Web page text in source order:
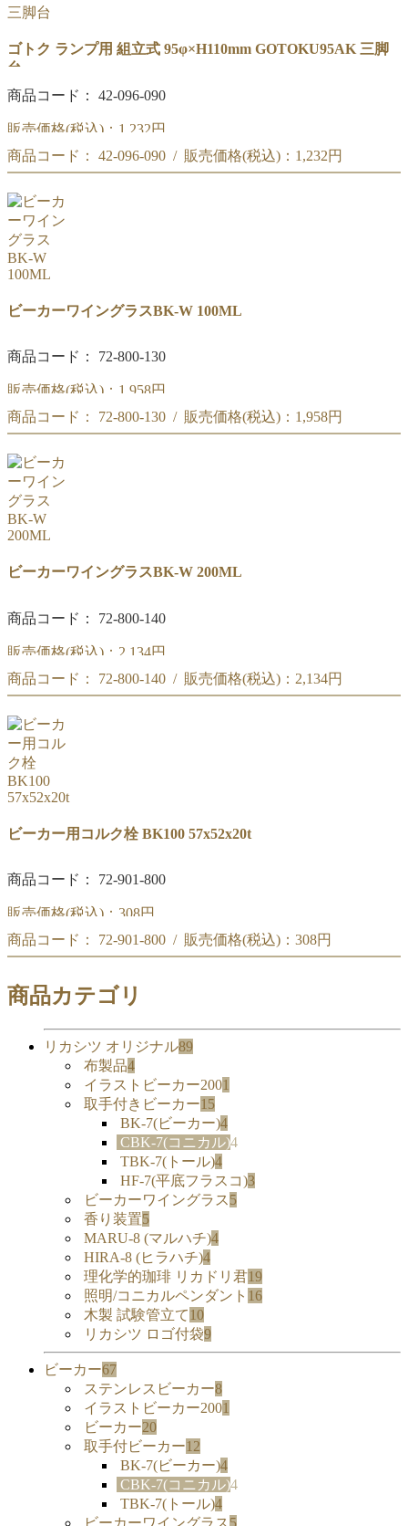
ゴトク ランプ用 組立式 95φ×H110mm GOTOKU95AK 三脚
台
商品コード： 42-096-090
販売価格(税込)： 1,232円
外径:95Φ
材質:鉄(足部メッキ)
商品コード： 42-096-090 / 販売価格(税込)： 1,232円
外径:95Φ
高さ:110mm
材質:鉄(足部メッキ)
ビーカーワイングラスBK-W 100ML
商品コード： 72-800-130
販売価格(税込)： 1,958円
リカシツ ビーカーワイングラス 100ML BK-W
商品コード： 72-800-130 / 販売価格(税込)： 1,958円
リカシツ ビーカーワイングラス 100ML BK-W
ビーカーワイングラスBK-W 200ML
商品コード： 72-800-140
販売価格(税込)： 2,134円
リカシツ ビーカーワイングラス 200ML BK-W
商品コード： 72-800-140 / 販売価格(税込)： 2,134円
リカシツ ビーカーワイングラス 200ML BK-W
ビーカー用コルク栓 BK100 57x52x20t
商品コード： 72-901-800
販売価格(税込)： 308円
ビーカー用コルク栓 BK100 57x52x20t
商品コード： 72-901-800 / 販売価格(税込)： 308円
商品カテゴリ
リカシツ オリジナル89
布製品4
イラストビーカー2001
取手付きビーカー15
BK-7(ビーカー)4
CBK-7(コニカル)4
TBK-7(トール)4
HF-7(平底フラスコ)3
ビーカーワイングラス 5
香り装置5
MARU-8 (マルハチ)4
HIRA-8 (ヒラハチ)4
理化学的珈琲 リカドリ君19
照明/コニカルペンダント 16
木製 試験管立て 10
リカシツ ロゴ付袋9
ビーカー67
ステンレスビーカー8
イラストビーカー2001
ビーカー20
取手付ビーカー12
BK-7(ビーカー)4
CBK-7(コニカル)4
TBK-7(トール)4
ビーカーワイングラス 5